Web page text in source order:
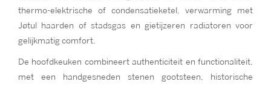
thermo-elektrische of condensatieketel, verwarming met
Jøtul haarden of stadsgas en gietijzeren radiatoren voor
gelijkmatig comfort.
De hoofdkeuken combineert authenticiteit en functionaliteit,
met een handgesneden stenen gootsteen, historische